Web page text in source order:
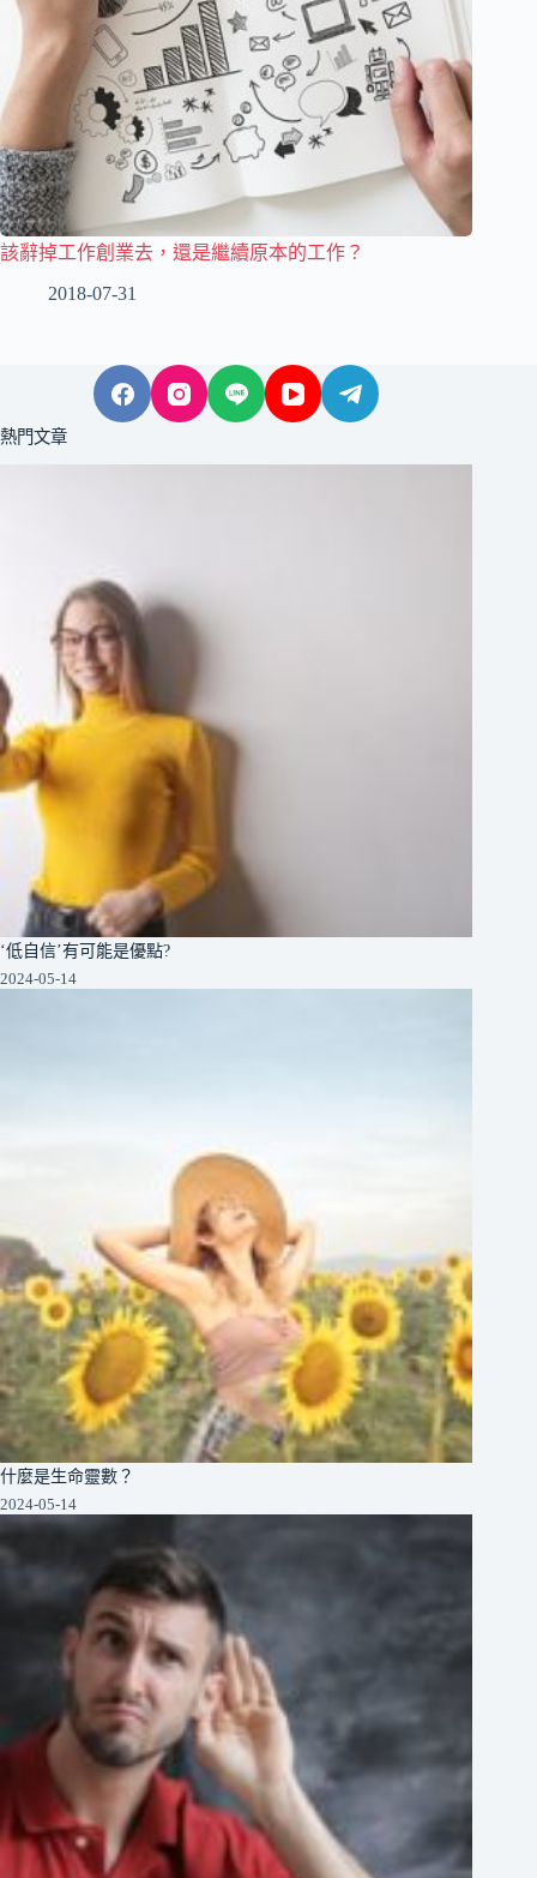
該辭掉工作創業去，還是繼續原本的工作？
2018-07-31
熱門文章
‘低自信’有可能是優點?
2024-05-14
什麼是生命靈數？
2024-05-14